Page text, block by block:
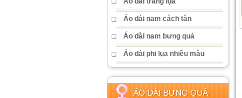
Áo dài nam cách tân
Áo dài nam bưng quả
Áo dài phi lụa nhiều màu
ÁO DÀI BƯNG QUẢ